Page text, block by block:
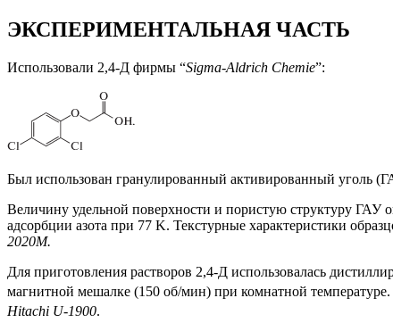
ЭКСПЕРИМЕНТАЛЬНАЯ ЧАСТЬ
Использовали 2,4-Д фирмы “Sigma-Aldrich Chemie”:
Был использован гранулированный активированный уголь
Величину удельной поверхности и пористую структуру ГАУ
адсорбции азота при 77 K. Текстурные характеристики
2020М.
Для приготовления растворов 2,4-Д использовалась
магнитной мешалке (150 об/мин) при комнатной
Hitachi U-1900.